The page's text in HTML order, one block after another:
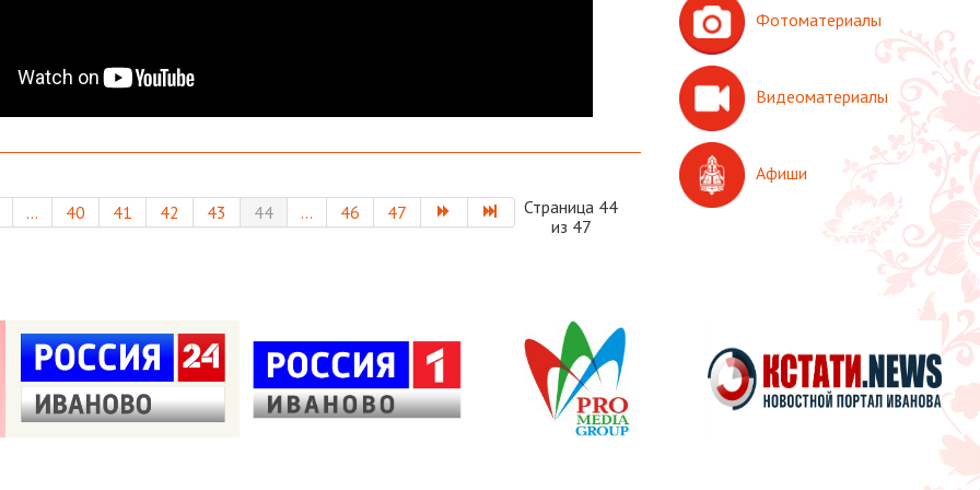
Страница 44
из 47
... 40 41 42 43 44 ... 46 47
Фотоматериалы
Видеоматериалы
Афиши